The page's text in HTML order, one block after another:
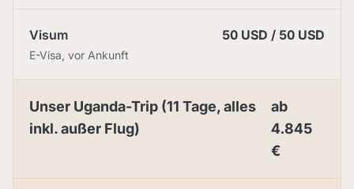
Visum
E-Visa, vor Ankunft
50 USD / 50 USD
Unser Uganda-Trip (11 Tage, alles
inkl. außer Flug)
ab
4.845
€